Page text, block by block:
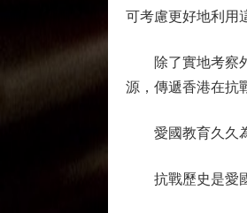
可考慮更好地利用
除了實地考察外
源，傳遞香港在抗
愛國教育久久
抗戰歷史是愛國